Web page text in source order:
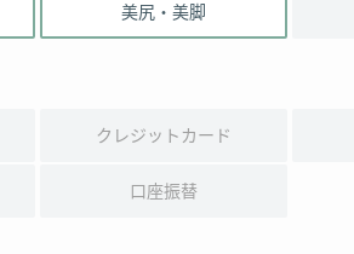
美尻・美脚
クレジットカード
口座振替